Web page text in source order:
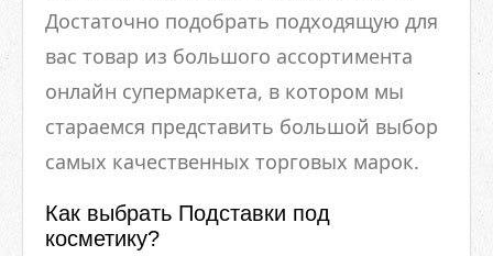
Достаточно подобрать подходящую для
вас товар из большого ассортимента
онлайн супермаркета, в котором мы
стараемся представить большой выбор
самых качественных торговых марок.
Как выбрать Подставки под
косметику?